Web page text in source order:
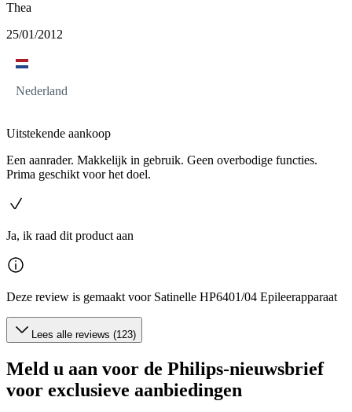
Thea
25/01/2012
Nederland
Uitstekende aankoop
Een aanrader. Makkelijk in gebruik. Geen overbodige functies.
Prima geschikt voor het doel.
Ja, ik raad dit product aan
Deze review is gemaakt voor Satinelle HP6401/04 Epileerapparaat
Lees alle reviews (123)
Meld u aan voor de Philips-nieuwsbrief
voor exclusieve aanbiedingen